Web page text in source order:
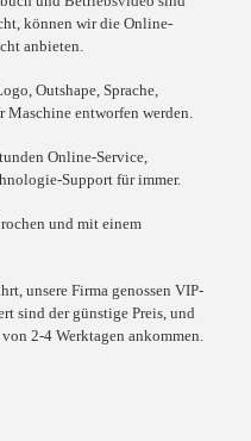
können wir die Online-
anbieten.
Outshape, Sprache,
entworfen werden.
Online-Service,
Support für immer.
und mit einem
unsere Firma genossen VIP-
sind der günstige Preis, und
2-4 Werktagen ankommen.